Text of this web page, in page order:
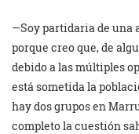
—Soy partidaria de una
porque creo que, de
debido a las múltiples
está sometida la
hay dos grupos en
completo la cuestión